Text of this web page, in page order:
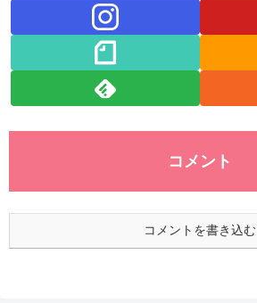
コメント
コメントを書き込む